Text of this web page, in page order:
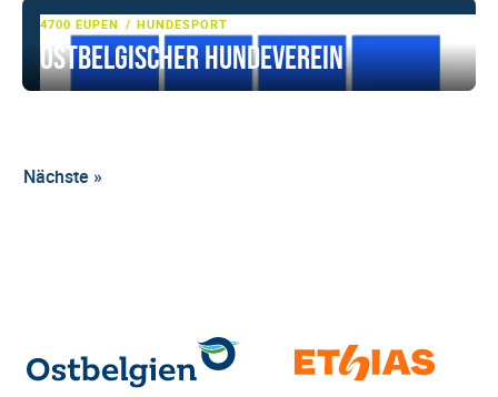
4700 EUPEN HUNDESPORT
Ostbelgischer Hundeverein
Nächste »